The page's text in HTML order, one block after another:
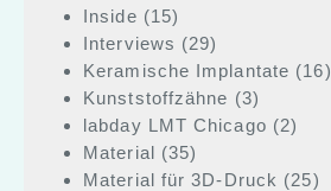
Inside (15)
Interviews (29)
Keramische Implantate (16)
Kunststoffzähne (3)
labday LMT Chicago (2)
Material (35)
Material für 3D-Druck (25)